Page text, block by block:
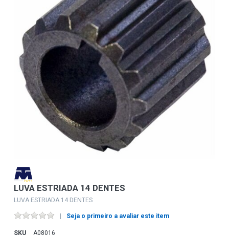
LUVA ESTRIADA 14 DENTES
LUVA ESTRIADA 14 DENTES
Seja o primeiro a avaliar este item
SKU A08016